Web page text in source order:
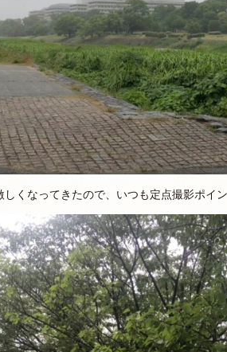
くなってきたので、いつも定点撮影ポイ